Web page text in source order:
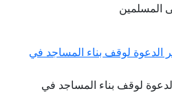
المسلمين
الدعوة لوقف بناء المساجد في
لوقف بناء المساجد في